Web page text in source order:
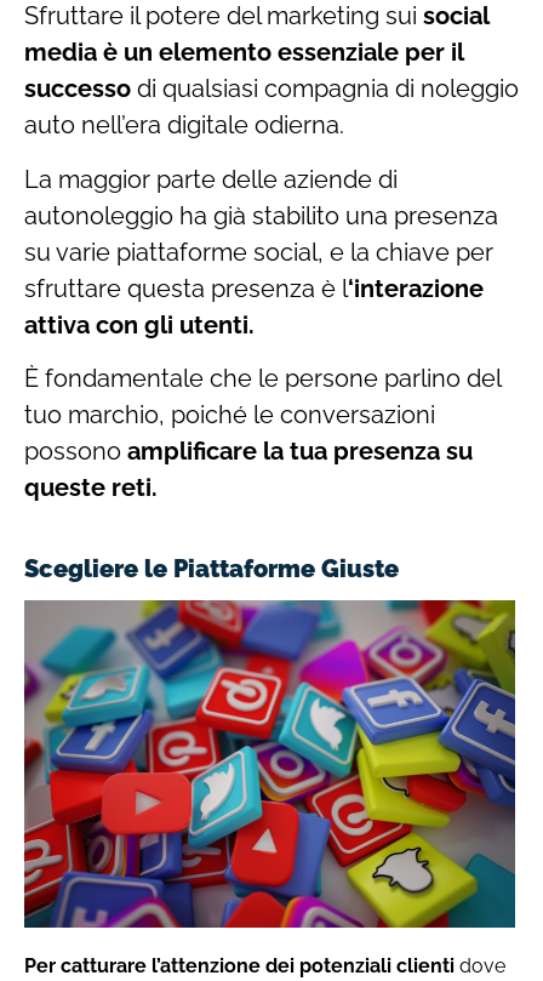
Sfruttare il potere del marketing sui social
media è un elemento essenziale per il
successo di qualsiasi compagnia di noleggio
auto nell’era digitale odierna.
La maggior parte delle aziende di
autonoleggio ha già stabilito una presenza
su varie piattaforme social, e la chiave per
sfruttare questa presenza è l‘interazione
attiva con gli utenti.
È fondamentale che le persone parlino del
tuo marchio, poiché le conversazioni
possono amplificare la tua presenza su
queste reti.
Scegliere le Piattaforme Giuste
Per catturare l’attenzione dei potenziali clienti dove